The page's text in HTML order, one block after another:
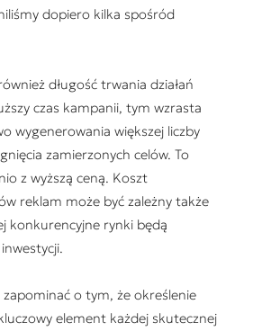
dopiero kilka spośród
długość trwania działań
czas kampanii, tym wzrasta
wygenerowania większej liczby
zamierzonych celów. To
z wyższą ceną. Koszt
reklam może być zależny także
konkurencyjne rynki będą
o tym, że określenie
element każdej skutecznej